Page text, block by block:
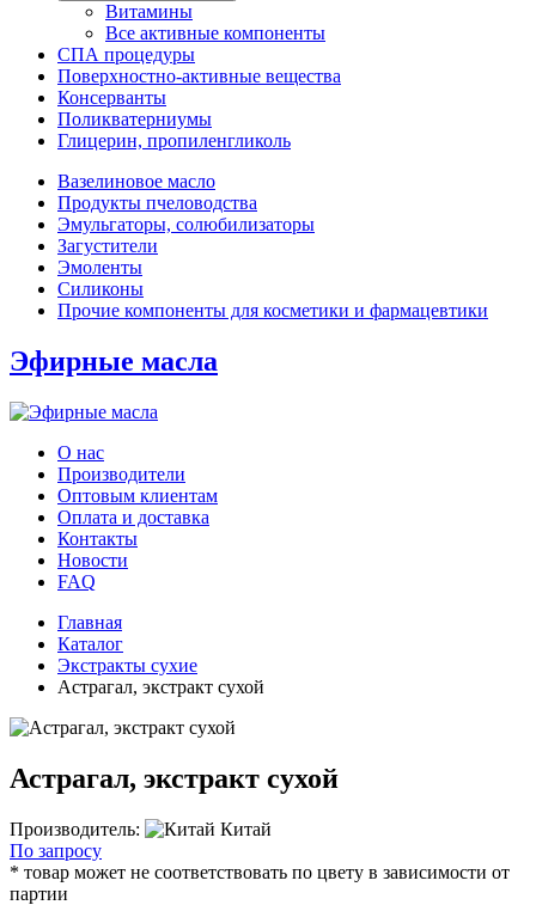
Витамины
Все активные компоненты
СПА процедуры
Поверхностно-активные вещества
Консерванты
Поликватерниумы
Глицерин, пропиленгликоль
Вазелиновое масло
Продукты пчеловодства
Эмульгаторы, солюбилизаторы
Загустители
Эмоленты
Силиконы
Прочие компоненты для косметики и фармацевтики
Эфирные масла
О нас
Производители
Оптовым клиентам
Оплата и доставка
Контакты
Новости
FAQ
Главная
Каталог
Экстракты сухие
Астрагал, экстракт сухой
Астрагал, экстракт сухой
Производитель:
Китай
По запросу
* товар может не соответствовать по цвету в зависимости от
партии